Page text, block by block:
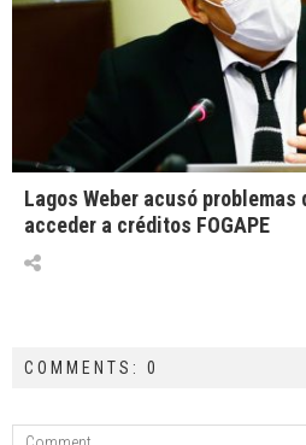
Lagos Weber acusó
acceder a créditos FOGAPE
COMMENTS: 0